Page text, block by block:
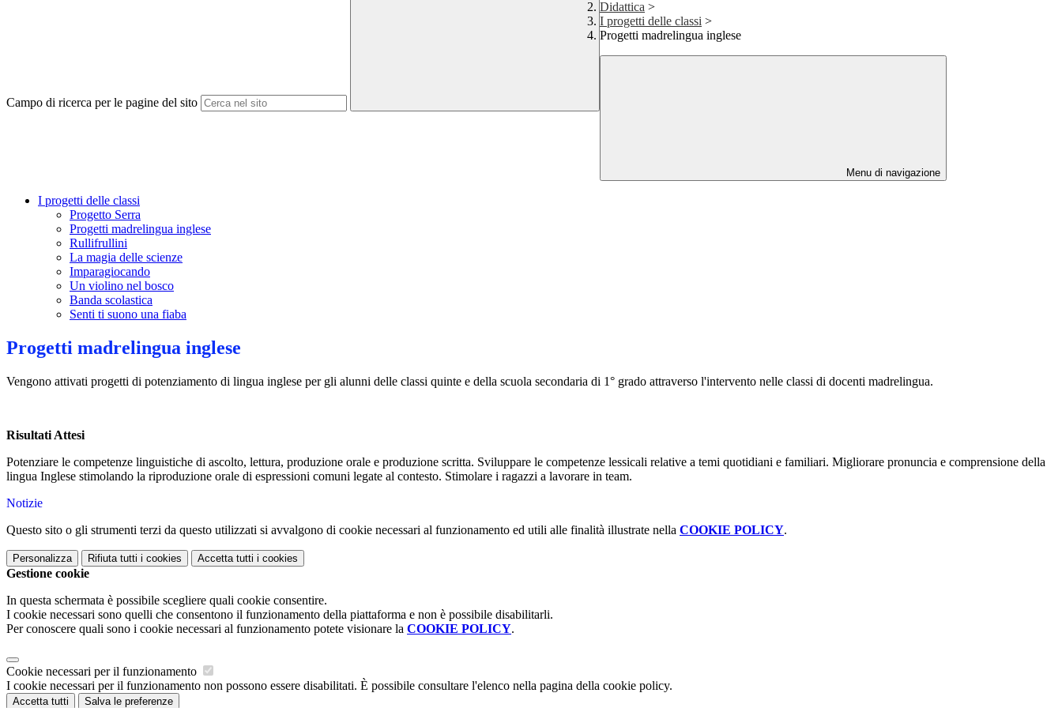
Campo di ricerca per le pagine del sito
Didattica >
I progetti delle classi >
Progetti madrelingua inglese
Menu di navigazione
I progetti delle classi
Progetto Serra
Progetti madrelingua inglese
Rullifrullini
La magia delle scienze
Imparagiocando
Un violino nel bosco
Banda scolastica
Senti ti suono una fiaba
Progetti madrelingua inglese
Vengono attivati progetti di potenziamento di lingua inglese per gli alunni delle classi quinte e della scuola secondaria di 1° grado attraverso l'intervento nelle classi di docenti madrelingua.
Risultati Attesi
Potenziare le competenze linguistiche di ascolto, lettura, produzione orale e produzione scritta. Sviluppare le competenze lessicali relative a temi quotidiani e familiari. Migliorare pronuncia e comprensione della
lingua Inglese stimolando la riproduzione orale di espressioni comuni legate al contesto. Stimolare i ragazzi a lavorare in team.
Notizie
Questo sito o gli strumenti terzi da questo utilizzati si avvalgono di cookie necessari al funzionamento ed utili alle finalità illustrate nella COOKIE POLICY.
Personalizza Rifiuta tutti i cookies Accetta tutti i cookies
Gestione cookie
In questa schermata è possibile scegliere quali cookie consentire.
I cookie necessari sono quelli che consentono il funzionamento della piattaforma e non è possibile disabilitarli.
Per conoscere quali sono i cookie necessari al funzionamento potete visionare la COOKIE POLICY.
Cookie necessari per il funzionamento
I cookie necessari per il funzionamento non possono essere disabilitati. È possibile consultare l'elenco nella pagina della cookie policy.
Accetta tutti Salva le preferenze